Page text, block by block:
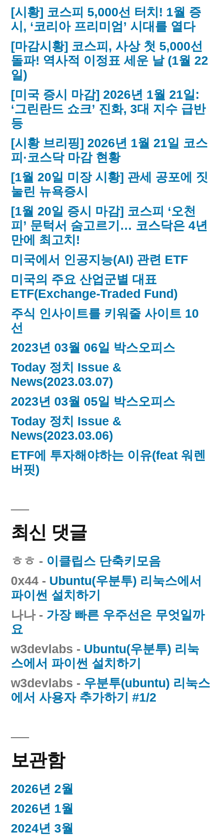
[시황] 코스피 5,000선 터치! 1월 증
시, ‘코리아 프리미엄’ 시대를 열다
[마감시황] 코스피, 사상 첫 5,000선
돌파! 역사적 이정표 세운 날 (1월 22
일)
[미국 증시 마감] 2026년 1월 21일:
‘그린란드 쇼크’ 진화, 3대 지수 급반
등
[시황 브리핑] 2026년 1월 21일 코스
피·코스닥 마감 현황
[1월 20일 미장 시황] 관세 공포에 짓
눌린 뉴욕증시
[1월 20일 증시 마감] 코스피 ‘오천
피’ 문턱서 숨고르기… 코스닥은 4년
만에 최고치!
미국에서 인공지능(AI) 관련 ETF
미국의 주요 산업군별 대표
ETF(Exchange-Traded Fund)
주식 인사이트를 키워줄 사이트 10
선
2023년 03월 06일 박스오피스
Today 정치 Issue &
News(2023.03.07)
2023년 03월 05일 박스오피스
Today 정치 Issue &
News(2023.03.06)
ETF에 투자해야하는 이유(feat 워렌
버핏)
최신 댓글
ㅎㅎ - 이클립스 단축키모음
0x44 - Ubuntu(우분투) 리눅스에서
파이썬 설치하기
나나- 가장 빠른 우주선은 무엇일까
요
w3devlabs - Ubuntu(우분투) 리눅
스에서 파이썬 설치하기
w3devlabs - 우분투(ubuntu) 리눅스
에서 사용자 추가하기 #1/2
보관함
2026년 2월
2026년 1월
2024년 3월